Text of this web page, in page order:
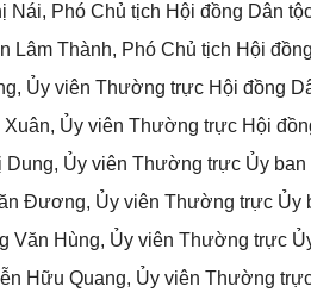
Nái, Phó Chủ tịch Hội đồng Dân
Lâm Thành, Phó Chủ tịch Hội
Ủy viên Thường trực Hội đồng
Ủy viên Thường trực Hội
Dung, Ủy viên Thường trực Ủy ban
Đương, Ủy viên Thường trực Ủy
Văn Hùng, Ủy viên Thường trực
Hữu Quang, Ủy viên Thường